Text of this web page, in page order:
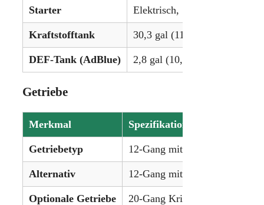
Starter Elektrisch, 12 V
Kraftstofftank 30,3 gal (114,7 L)
DEF-Tank (AdBlue) 2,8 gal (10,6 L)
Getriebe
Merkmal Spezifikation
Getriebetyp 12-Gang mit synchronisierten
Alternativ 12-Gang mit mechanischem
Optionale Getriebe 20-Gang Kriechgang-Getriebe